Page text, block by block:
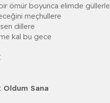
ömür boyunca elimde güllerle
meçhullere
dillere
kal bu gece
Oldum Sana